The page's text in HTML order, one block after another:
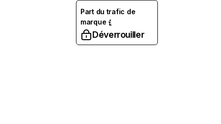
Part du trafic de
marque
Déverrouiller